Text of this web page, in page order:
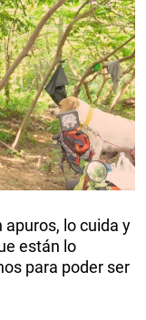
apuros, lo cuida y
están lo
para poder ser